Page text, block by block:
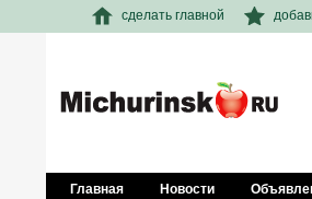
сделать главной
Главная Новости